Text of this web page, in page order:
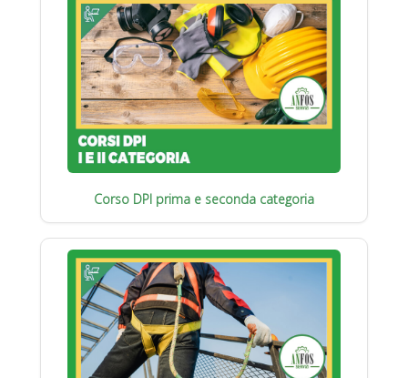
Corso DPI prima e seconda categoria